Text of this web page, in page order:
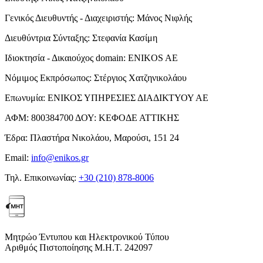
Γενικός Διευθυντής - Διαχειριστής: Μάνος Νιφλής
Διευθύντρια Σύνταξης: Στεφανία Κασίμη
Ιδιοκτησία - Δικαιούχος domain: ENIKOS AE
Νόμιμος Εκπρόσωπος: Στέργιος Χατζηνικολάου
Επωνυμία: ΕΝΙΚΟΣ ΥΠΗΡΕΣΙΕΣ ΔΙΑΔΙΚΤΥΟΥ ΑΕ
ΑΦΜ: 800384700 ΔΟΥ: ΚΕΦΟΔΕ ΑΤΤΙΚΗΣ
Έδρα: Πλαστήρα Νικολάου, Μαρούσι, 151 24
Email: info@enikos.gr
Τηλ. Επικοινωνίας: +30 (210) 878-8006
Μητρώο Έντυπου και Ηλεκτρονικού Τύπου
Αριθμός Πιστοποίησης Μ.Η.Τ. 242097